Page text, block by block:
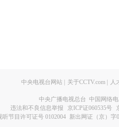
中央电视台网站 关于CCTV.com 人
中央广播电视总台 中国网络
违法和不良信息举报
京ICP证060535号
听节目许可证号 0102004 新出网证（京）